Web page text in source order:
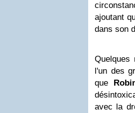
ajoutant
dans son
Quelques
l'un des
que
avec la